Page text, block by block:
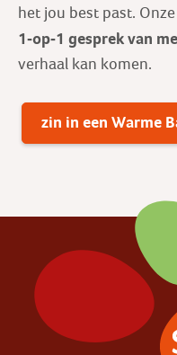
het jou best past.
1-op-1 gesprek van
verhaal kan komen.
zin in een Warme